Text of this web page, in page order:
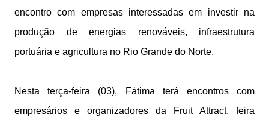
encontro com empresas interessadas em investir na
produção de energias renováveis, infraestrutura
portuária e agricultura no Rio Grande do Norte.
Nesta terça-feira (03), Fátima terá encontros com
empresários e organizadores da Fruit Attract, feira